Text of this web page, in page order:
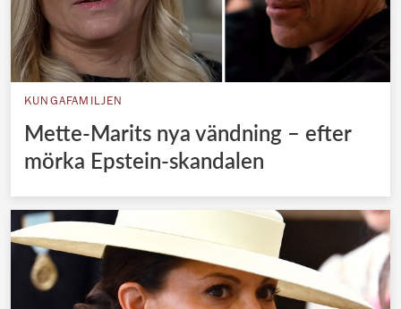
KUNGAFAMILJEN
Mette-Marits nya vändning – efter
mörka Epstein-skandalen